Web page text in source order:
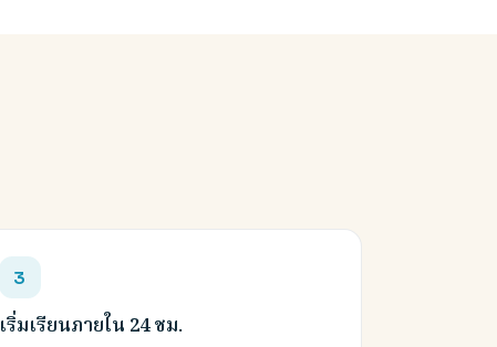
เริ่มเรียนภายใน 24 ชม.